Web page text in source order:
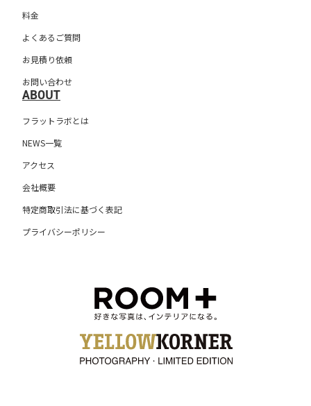
料金
よくあるご質問
お見積り依頼
お問い合わせ
ABOUT
フラットラボとは
NEWS一覧
アクセス
会社概要
特定商取引法に基づく表記
プライバシーポリシー